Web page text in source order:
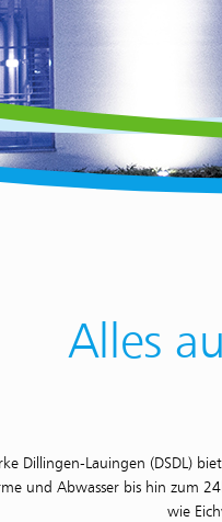
Alles
Dillingen-Lauingen (DSDL)
und Abwasser bis hin zum
wie